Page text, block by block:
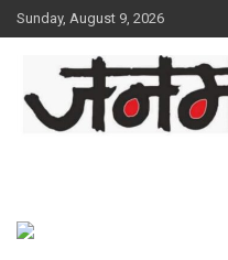
Skip
to
Sunday, August 9, 2026